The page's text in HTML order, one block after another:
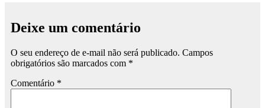
Deixe um comentário
O seu endereço de e-mail não será publicado. Campos
obrigatórios são marcados com *
Comentário *